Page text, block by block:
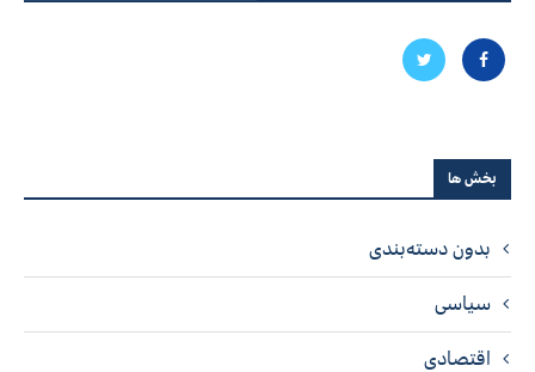
بخش ها
بدون دسته‌بندی
سیاسی
اقتصادی